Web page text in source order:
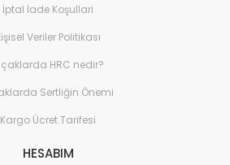
İptal İade Koşullari
Veriler Politikası
HRC nedir?
Sertliğin Önemi
Kargo Ücret Tarifesi
HESABIM